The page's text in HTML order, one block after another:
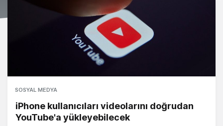
SOSYAL MEDYA
iPhone kullanıcıları videolarını doğrudan
YouTube'a yükleyebilecek